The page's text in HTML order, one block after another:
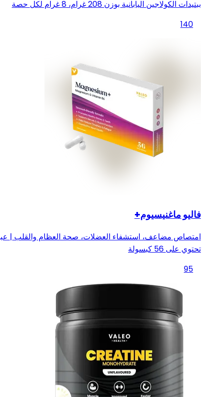
ببتيدات الكولاجين اليابانية بوزن 208 غرام، 8 غرام لكل حصة
140
فاليو ماغنيسيوم+
امتصاص مضاعف، استشفاء العضلات، صحة العظام والقلب |
تحتوي على 56 كبسولة
95